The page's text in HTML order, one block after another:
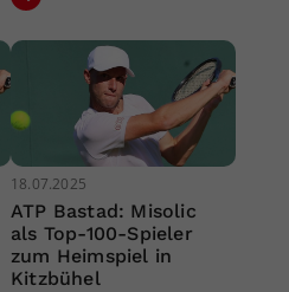
18.07.2025
ATP Bastad: Misolic
als Top-100-Spieler
zum Heimspiel in
Kitzbühel